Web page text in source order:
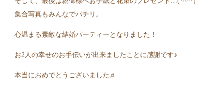
集合写真もみんなでパチリ。
心温まる素敵な結婚パーティーとなりました！
お2人の幸せのお手伝いが出来ましたことに感謝です♪
本当におめでとうございました♬